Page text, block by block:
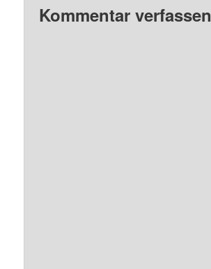
Kommentar verfassen